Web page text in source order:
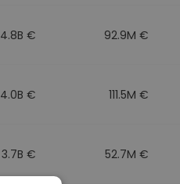
4.8B € 92.9M €
4.0B € 111.5M €
3.7B € 52.7M €